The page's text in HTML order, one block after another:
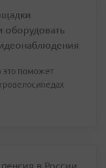
это поможет